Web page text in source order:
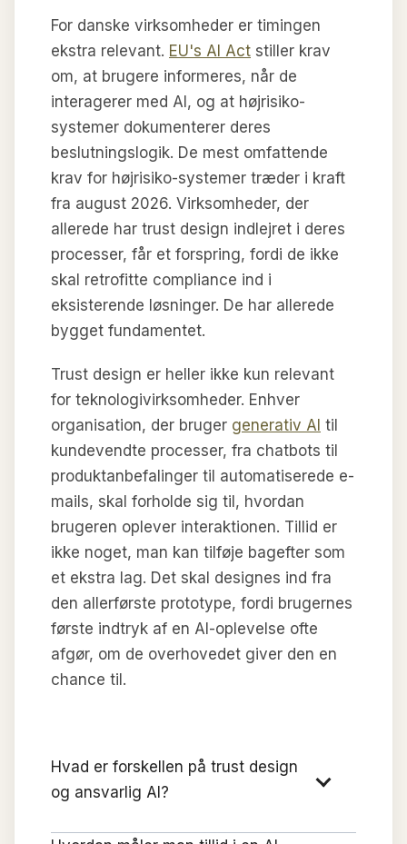
For danske virksomheder er timingen
ekstra relevant. EU's AI Act stiller krav
om, at brugere informeres, når de
interagerer med AI, og at højrisiko-
systemer dokumenterer deres
beslutningslogik. De mest omfattende
krav for højrisiko-systemer træder i kraft
fra august 2026. Virksomheder, der
allerede har trust design indlejret i deres
processer, får et forspring, fordi de ikke
skal retrofitte compliance ind i
eksisterende løsninger. De har allerede
bygget fundamentet.
Trust design er heller ikke kun relevant
for teknologivirksomheder. Enhver
organisation, der bruger generativ AI til
kundevendte processer, fra chatbots til
produktanbefalinger til automatiserede e-
mails, skal forholde sig til, hvordan
brugeren oplever interaktionen. Tillid er
ikke noget, man kan tilføje bagefter som
et ekstra lag. Det skal designes ind fra
den allerførste prototype, fordi brugernes
første indtryk af en AI-oplevelse ofte
afgør, om de overhovedet giver den en
chance til.
Hvad er forskellen på trust design
og ansvarlig AI?